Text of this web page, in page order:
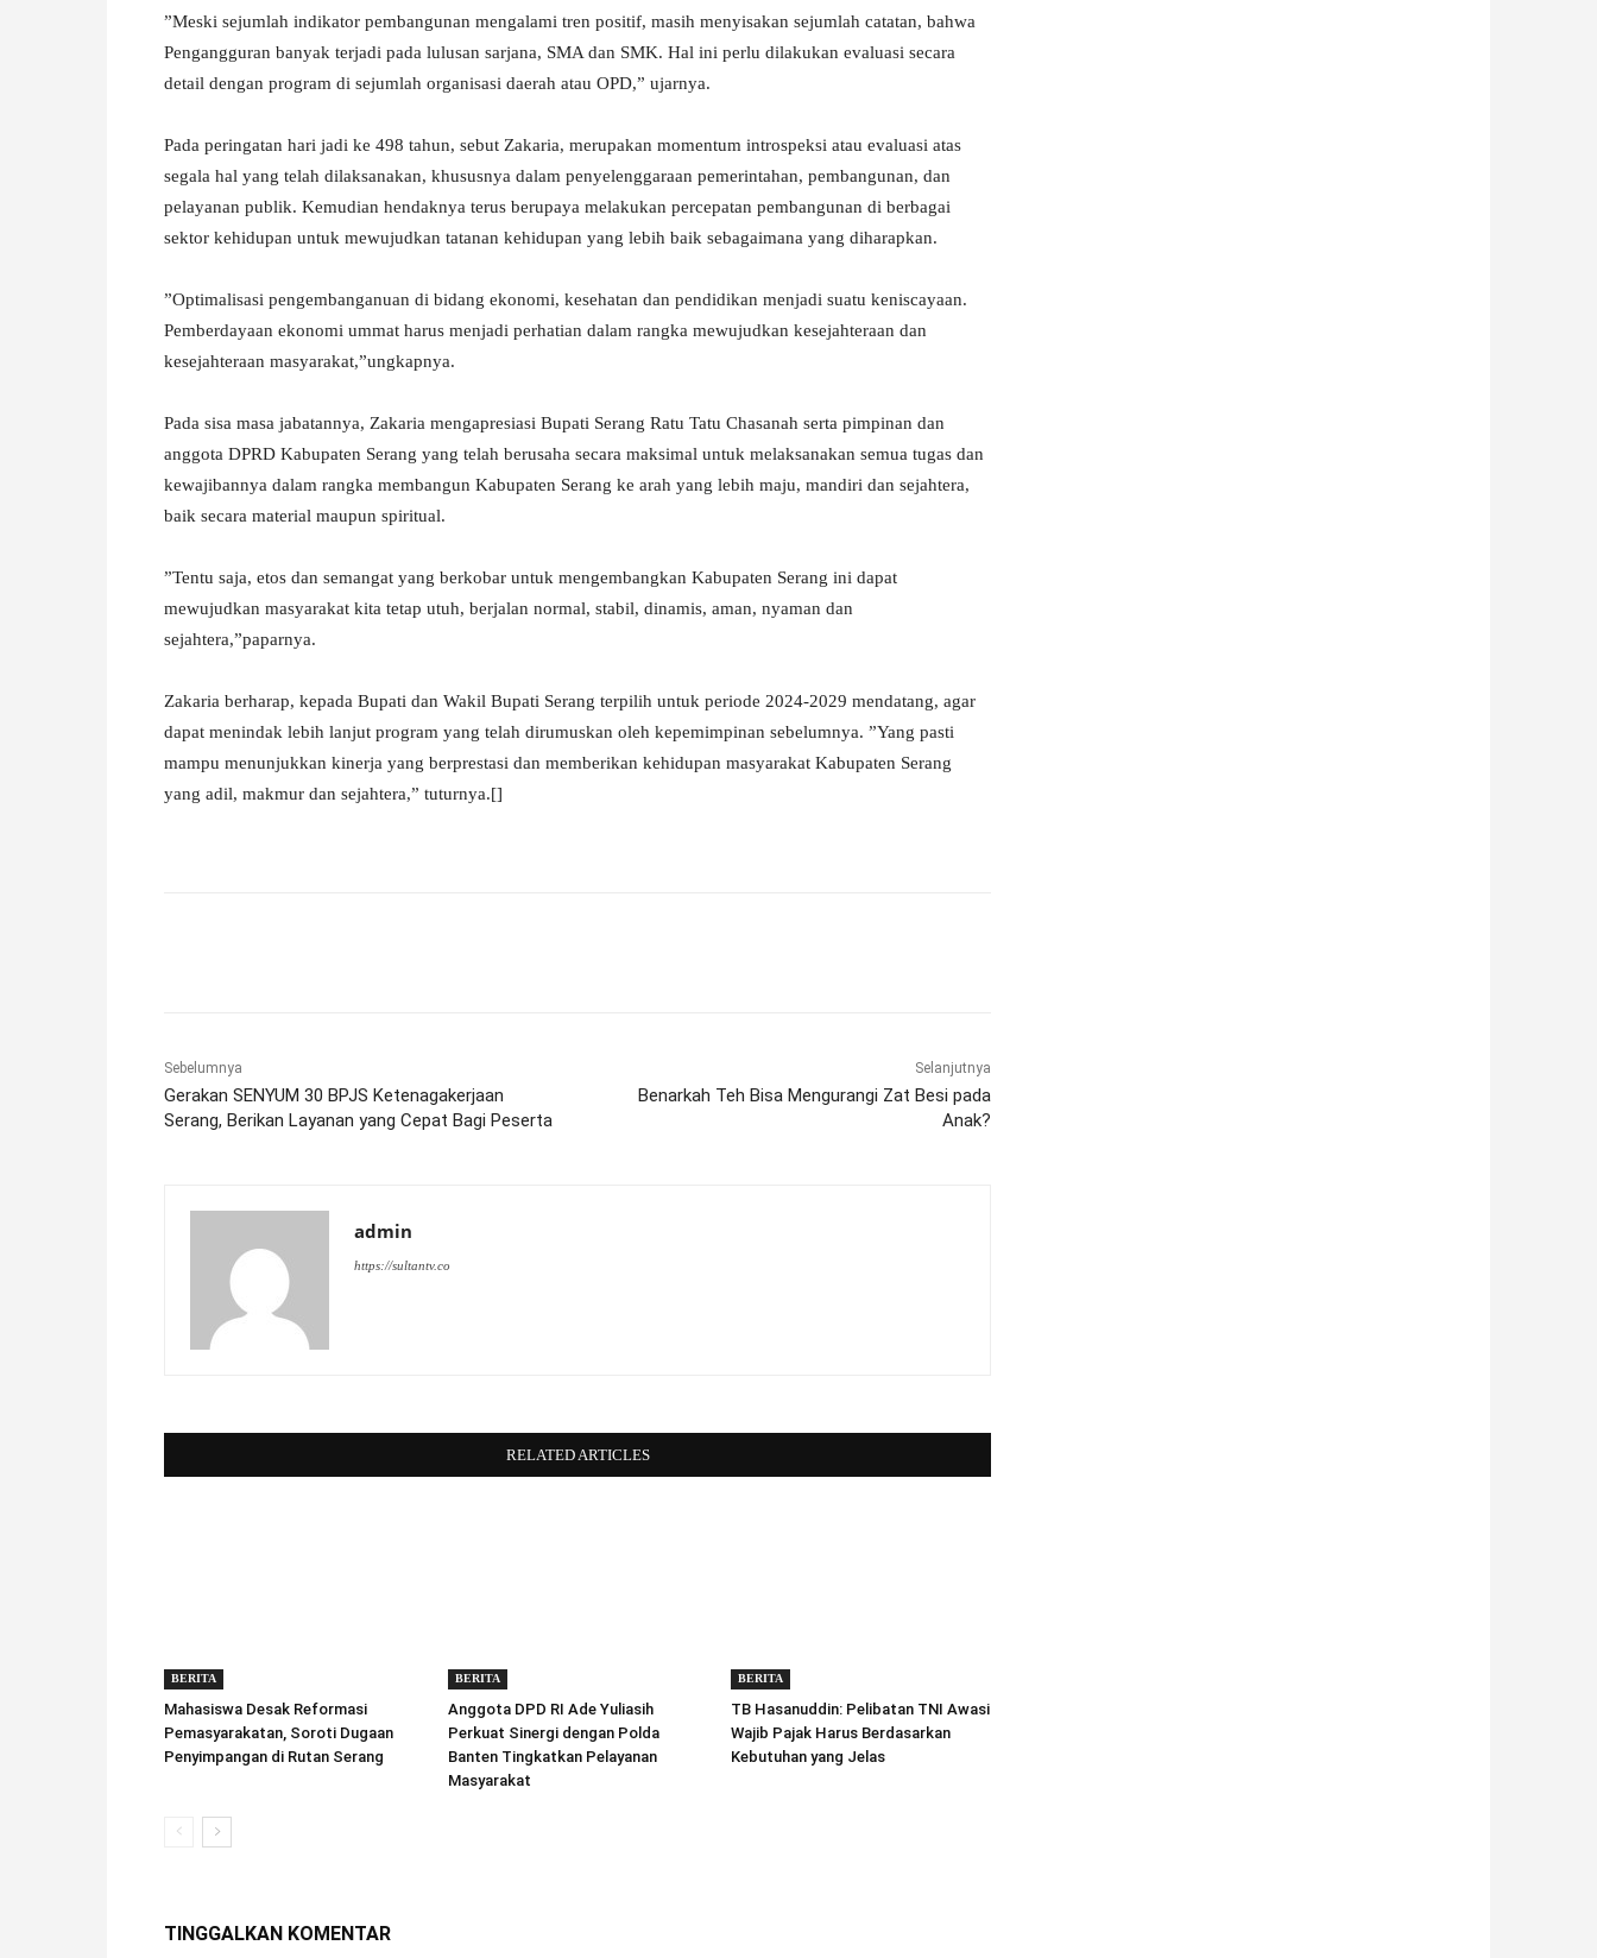
”Meski sejumlah indikator pembangunan mengalami tren positif, masih menyisakan sejumlah catatan, bahwa
Pengangguran banyak terjadi pada lulusan sarjana, SMA dan SMK. Hal ini perlu dilakukan evaluasi secara
detail dengan program di sejumlah organisasi daerah atau OPD,” ujarnya.
Pada peringatan hari jadi ke 498 tahun, sebut Zakaria, merupakan momentum introspeksi atau evaluasi atas
segala hal yang telah dilaksanakan, khususnya dalam penyelenggaraan pemerintahan, pembangunan, dan
pelayanan publik. Kemudian hendaknya terus berupaya melakukan percepatan pembangunan di berbagai
sektor kehidupan untuk mewujudkan tatanan kehidupan yang lebih baik sebagaimana yang diharapkan.
”Optimalisasi pengembanganuan di bidang ekonomi, kesehatan dan pendidikan menjadi suatu keniscayaan.
Pemberdayaan ekonomi ummat harus menjadi perhatian dalam rangka mewujudkan kesejahteraan dan
kesejahteraan masyarakat,”ungkapnya.
Pada sisa masa jabatannya, Zakaria mengapresiasi Bupati Serang Ratu Tatu Chasanah serta pimpinan dan
anggota DPRD Kabupaten Serang yang telah berusaha secara maksimal untuk melaksanakan semua tugas dan
kewajibannya dalam rangka membangun Kabupaten Serang ke arah yang lebih maju, mandiri dan sejahtera,
baik secara material maupun spiritual.
”Tentu saja, etos dan semangat yang berkobar untuk mengembangkan Kabupaten Serang ini dapat
mewujudkan masyarakat kita tetap utuh, berjalan normal, stabil, dinamis, aman, nyaman dan
sejahtera,”paparnya.
Zakaria berharap, kepada Bupati dan Wakil Bupati Serang terpilih untuk periode 2024-2029 mendatang, agar
dapat menindak lebih lanjut program yang telah dirumuskan oleh kepemimpinan sebelumnya. ”Yang pasti
mampu menunjukkan kinerja yang berprestasi dan memberikan kehidupan masyarakat Kabupaten Serang
yang adil, makmur dan sejahtera,” tuturnya.[]
Sebelumnya
Gerakan SENYUM 30 BPJS Ketenagakerjaan
Serang, Berikan Layanan yang Cepat Bagi Peserta
Selanjutnya
Benarkah Teh Bisa Mengurangi Zat Besi pada
Anak?
admin
https://sultantv.co
RELATED ARTICLES
BERITA
Mahasiswa Desak Reformasi
Pemasyarakatan, Soroti Dugaan
Penyimpangan di Rutan Serang
BERITA
Anggota DPD RI Ade Yuliasih
Perkuat Sinergi dengan Polda
Banten Tingkatkan Pelayanan
Masyarakat
BERITA
TB Hasanuddin: Pelibatan TNI Awasi
Wajib Pajak Harus Berdasarkan
Kebutuhan yang Jelas
TINGGALKAN KOMENTAR